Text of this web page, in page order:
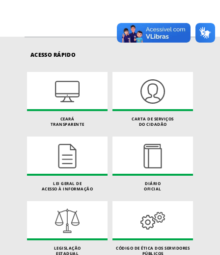
ACESSO RÁPIDO
CEARÁ
TRANSPARENTE
CARTA DE SERVIÇOS
DO CIDADÃO
LEI GERAL DE
ACESSO À INFORMAÇÃO
DIÁRIO
OFICIAL
LEGISLAÇÃO
ESTADUAL
CÓDIGO DE ÉTICA DOS SERVIDORES
PÚBLICOS